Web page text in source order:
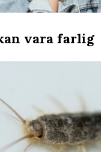
vara farlig